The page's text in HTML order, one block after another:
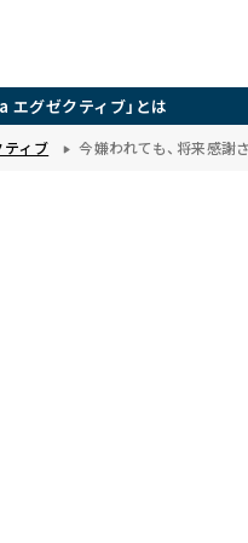
エグゼクティブ」とは
ィブ 今嫌われても、将来感謝